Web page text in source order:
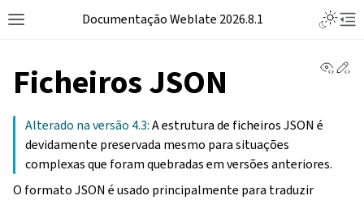
Documentação Weblate 2026.8.1
Ficheiros JSON
Alterado na versão 4.3:A estrutura de ficheiros JSON é
devidamente preservada mesmo para situações
complexas que foram quebradas em versões anteriores.
O formato JSON é usado principalmente para traduzir